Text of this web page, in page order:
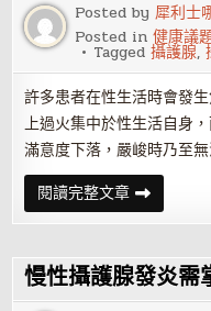
Posted by犀利士
Posted in健康議
Tagged攝護腺,
許多患者在性生活時會發
上過火集中於性生活自身
滿意度下落，嚴峻時乃至
閱讀完整文章攝
護
腺
炎
是
否
會
慢性攝護腺發炎需